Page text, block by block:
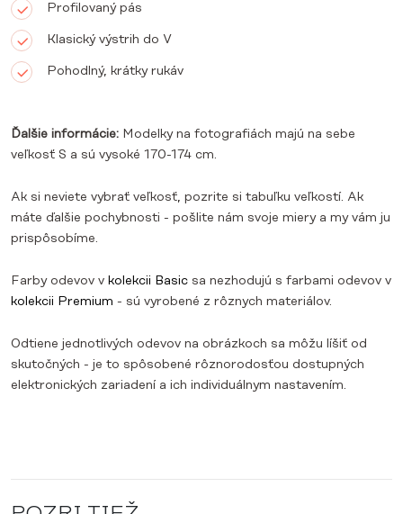
Profilovaný pás
Klasický výstrih do V
Pohodlný, krátky rukáv
Ďalšie informácie: Modelky na fotografiách majú na sebe
veľkosť S a sú vysoké 170-174 cm.
Ak si neviete vybrať veľkosť, pozrite si tabuľku veľkostí. Ak
máte ďalšie pochybnosti - pošlite nám svoje miery a my vám ju
prispôsobíme.
Farby odevov v kolekcii Basic sa nezhodujú s farbami odevov v
kolekcii Premium - sú vyrobené z rôznych materiálov.
Odtiene jednotlivých odevov na obrázkoch sa môžu líšiť od
skutočných - je to spôsobené rôznorodosťou dostupných
elektronických zariadení a ich individuálnym nastavením.